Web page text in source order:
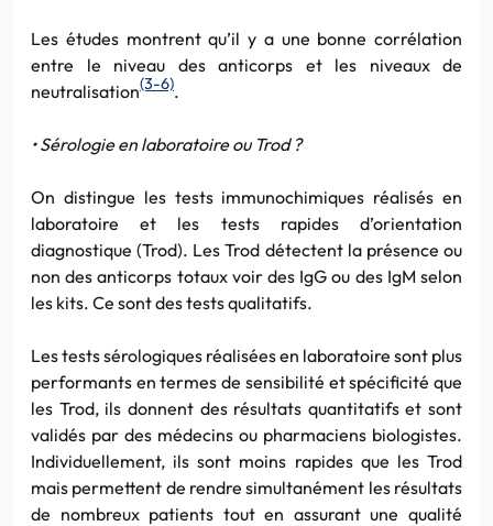
Les études montrent qu’il y a une bonne corrélation
entre le niveau des anticorps et les niveaux de
neutralisation(3-6).
• Sérologie en laboratoire ou Trod ?
On distingue les tests immunochimiques réalisés en
laboratoire et les tests rapides d’orientation
diagnostique (Trod). Les Trod détectent la présence ou
non des anticorps totaux voir des IgG ou des IgM selon
les kits. Ce sont des tests qualitatifs.
Les tests sérologiques réalisées en laboratoire sont plus
performants en termes de sensibilité et spécificité que
les Trod, ils donnent des résultats quantitatifs et sont
validés par des médecins ou pharmaciens biologistes.
Individuellement, ils sont moins rapides que les Trod
mais permettent de rendre simultanément les résultats
de nombreux patients tout en assurant une qualité